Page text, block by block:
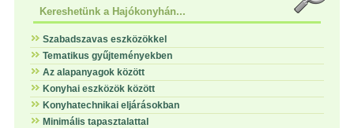
Kereshetünk a Hajókonyhán...
Szabadszavas eszközökkel
Tematikus gyűjteményekben
Az alapanyagok között
Konyhai eszközök között
Konyhatechnikai eljárásokban
Minimális tapasztalattal